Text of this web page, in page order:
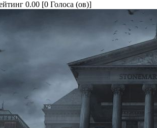
0.00 [0 Голоса (ов)]